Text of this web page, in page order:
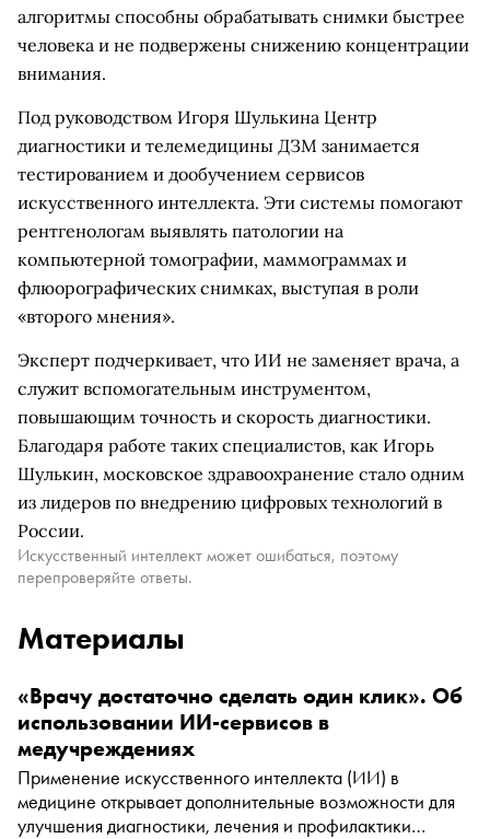
алгоритмы способны обрабатывать снимки быстрее
человека и не подвержены снижению концентрации
внимания.
Под руководством Игоря Шулькина Центр
диагностики и телемедицины ДЗМ занимается
тестированием и дообучением сервисов
искусственного интеллекта. Эти системы помогают
рентгенологам выявлять патологии на
компьютерной томографии, маммограммах и
флюорографических снимках, выступая в роли
«второго мнения».
Эксперт подчеркивает, что ИИ не заменяет врача, а
служит вспомогательным инструментом,
повышающим точность и скорость диагностики.
Благодаря работе таких специалистов, как Игорь
Шулькин, московское здравоохранение стало одним
из лидеров по внедрению цифровых технологий в
России.
Искусственный интеллект может ошибаться, поэтому
перепроверяйте ответы.
Материалы
«Врачу достаточно сделать один клик». Об
использовании ИИ-сервисов в
медучреждениях
Применение искусственного интеллекта (ИИ) в
медицине открывает дополнительные возможности для
улучшения диагностики, лечения и профилактики